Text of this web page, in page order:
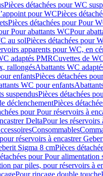
Pièces détachées pour WC
pour WCPièces
Pièces détachées pour Pour
Pour abattants WCPour
au solPièces détachées pour
apparents pour WC, en
adaptés PMRCuvettes de
rallongésAbattants WC
enfantsPièces détachées
WC pour enfants
suspendusPièces détachées
déclenchementPièces
pour Pour réservoirs à
DeltaPour les
Consommables
réservoirs à encastrer
Sigma 8 cmPièces
pour Pour
par piles, pour réservoirs à
Pour rinçage double touche